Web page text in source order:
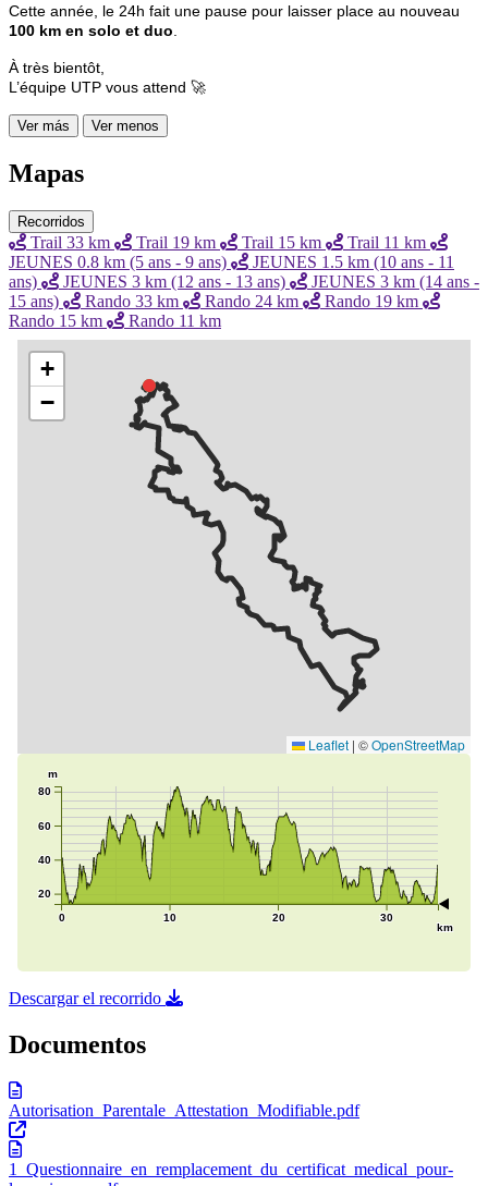
Cette année, le 24h fait une pause pour laisser place au nouveau
100 km en solo et duo
À très bientôt,
L’équipe UTP vous attend 🚀
Ver más Ver menos
Mapas
Recorridos
Trail 33 km Trail 19 km Trail 15 km
Trail 11 km
JEUNES 0.8 km (5 ans - 9 ans)
JEUNES 1.5 km (10 ans - 11
ans)
JEUNES 3 km (12 ans - 13 ans)
JEUNES 3 km (14 ans -
15 ans)
Rando 33 km Rando 24 km
Rando 19 km
Rando 15 km
Rando 11 km
Descargar el recorrido
Documentos
Autorisation_Parentale_Attestation_Modifiable.pdf
1_Questionnaire_en_remplacement_du_certificat_medical_pour-